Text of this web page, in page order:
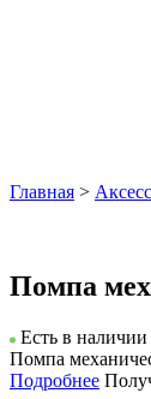
Главная >
Помпа
Есть в наличии
Помпа
Подробнее